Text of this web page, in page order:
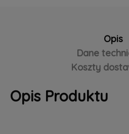
Opis
Dane
Koszty
Cena nie zawiera ewentualnych
Opis Produktu